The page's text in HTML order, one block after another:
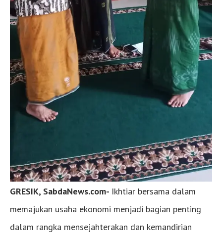
GRESIK, SabdaNews.com- Ikhtiar bersama dalam
memajukan usaha ekonomi menjadi bagian penting
dalam rangka mensejahterakan dan kemandirian